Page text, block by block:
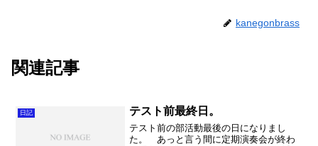
kanegonbrass
関連記事
日記 テスト前最終日。
テスト前の部活動最後の日になりまし
た。 あっと言う間に定期演奏会が終わ